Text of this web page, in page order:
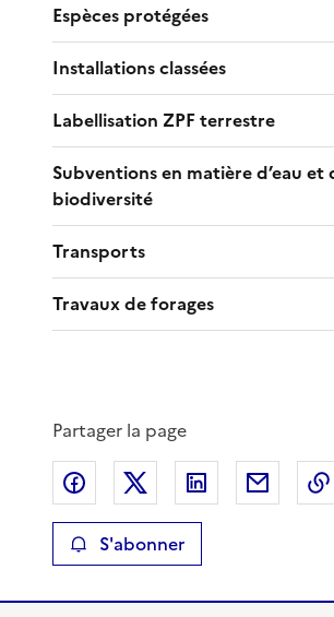
Espèces protégées
Installations classées
Labellisation ZPF terrestre
Subventions en matière d’eau et
biodiversité
Transports
Travaux de forages
Partager la page
Partager sur Facebook
Partager sur XPartager sur
S'abonner